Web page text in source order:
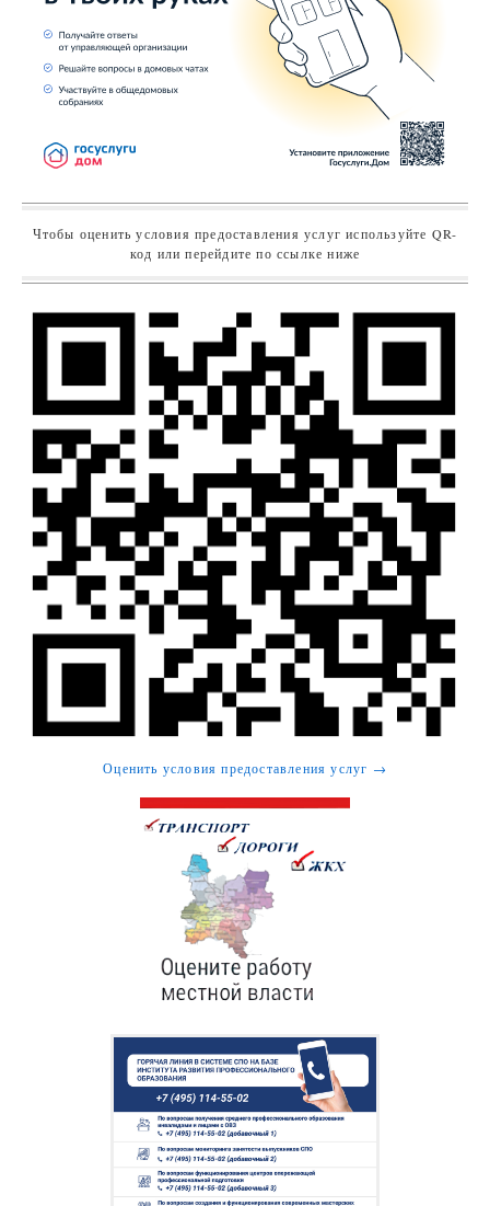
Чтобы оценить условия предоставления услуг используйте QR-
код или перейдите по ссылке ниже
Оценить условия предоставления услуг →